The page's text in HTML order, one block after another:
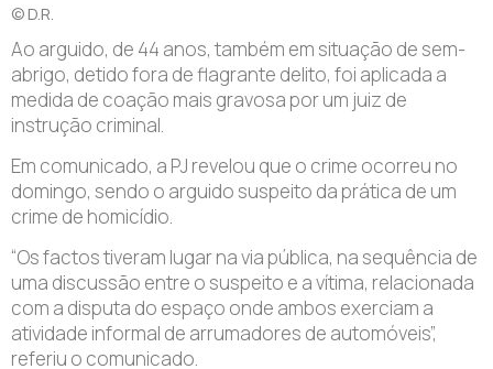
© D.R.
Ao arguido, de 44 anos, também em situação de sem-
abrigo, detido fora de flagrante delito, foi aplicada a
medida de coação mais gravosa por um juiz de
instrução criminal.
Em comunicado, a PJ revelou que o crime ocorreu no
domingo, sendo o arguido suspeito da prática de um
crime de homicídio.
“Os factos tiveram lugar na via pública, na sequência de
uma discussão entre o suspeito e a vítima, relacionada
com a disputa do espaço onde ambos exerciam a
atividade informal de arrumadores de automóveis”,
referiu o comunicado.